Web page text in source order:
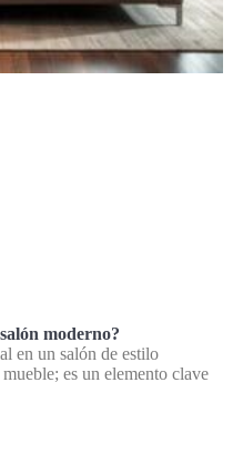
moderno?
en un salón de estilo
es un elemento clave